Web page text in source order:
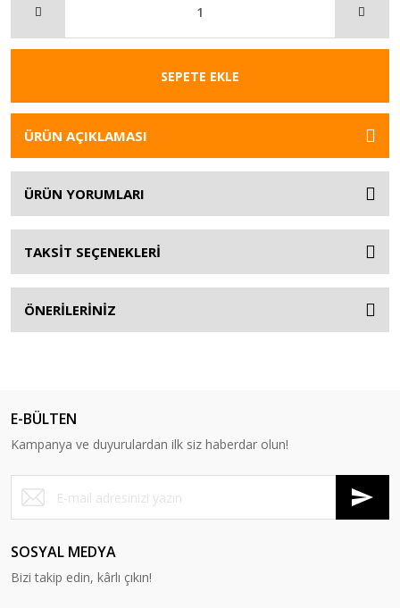
SEPETE EKLE
ÜRÜN AÇIKLAMASI
ÜRÜN YORUMLARI
TAKSİT SEÇENEKLERİ
ÖNERİLERİNİZ
E-BÜLTEN
Kampanya ve duyurulardan ilk siz haberdar olun!
SOSYAL MEDYA
Bizi takip edin, kârlı çıkın!